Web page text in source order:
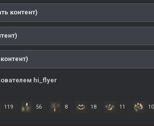
контент)
hi_flyer
119 56 8 18 11 10